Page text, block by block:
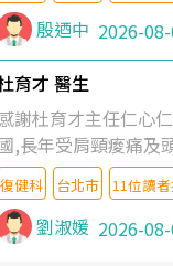
殷迺中 2026-
育才 醫生
謝杜育才主任仁心
,長年受肩頸痠痛及
授,做了各種檢查,也
灸及物理徒手治療
類止痛藥都效果有
起來,多年失眠嚴重
復健科 台北市 11位讀
劉淑媛 2026-